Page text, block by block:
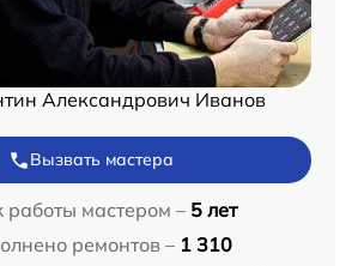
Александрович Иванов
Вызвать мастера
работы мастером – 5 лет
ремонтов – 1 310